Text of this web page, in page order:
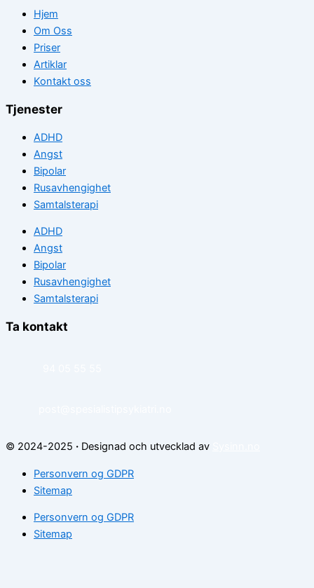
Hjem
Om Oss
Priser
Artiklar
Kontakt oss
Tjenester
ADHD
Angst
Bipolar
Rusavhengighet
Samtalsterapi
ADHD
Angst
Bipolar
Rusavhengighet
Samtalsterapi
Ta kontakt
© 2024-2025 · Designad och utvecklad av
Personvern og GDPR
Sitemap
Personvern og GDPR
Sitemap